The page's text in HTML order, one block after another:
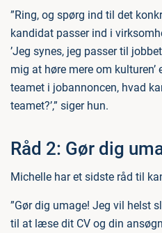
”Ring, og spørg ind til det
kandidat passer ind i
’Jeg synes, jeg passer til
mig at høre mere om kulturen’
teamet i jobannoncen, hvad
teamet?’,” siger hun.
Råd 2: Gør dig
Michelle har et sidste råd til
”Gør dig umage! Jeg vil helst
til at læse dit CV og din